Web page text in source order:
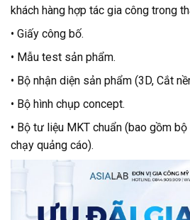
khách hàng hợp tác gia công trong
• Giấy công bố.
• Mẫu test sản phẩm.
• Bộ nhận diện sản phẩm (3D, Cắt
• Bộ hình chụp concept.
• Bộ tư liệu MKT chuẩn (bao gồm
chạy quảng cáo).